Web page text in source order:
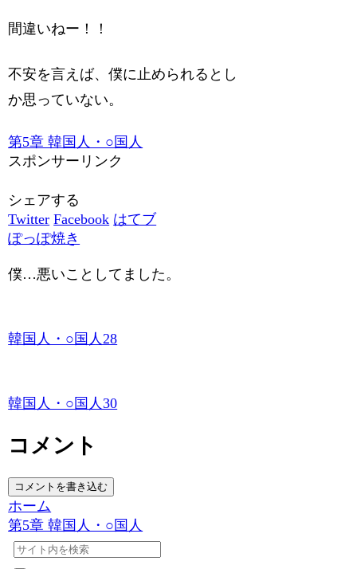
間違いねー！！
不安を言えば、僕に止められるとし
か思っていない。
第5章 韓国人・○国人
スポンサーリンク
シェアする
Twitter Facebook はてブ
ぽっぽ焼き
僕…悪いことしてました。
韓国人・○国人28
韓国人・○国人30
コメント
コメントを書き込む
ホーム
第5章 韓国人・○国人